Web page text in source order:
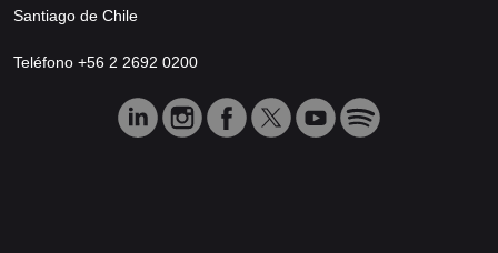
Santiago de Chile
Teléfono +56 2 2692 0200